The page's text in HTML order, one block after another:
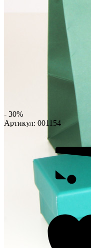
- 30%
Артикул: 001154